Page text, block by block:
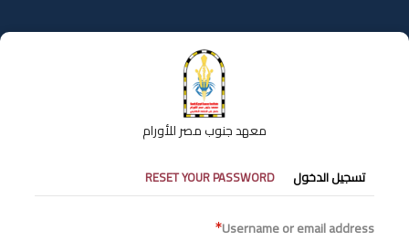
إلى
المحتوى
معهد جنوب مصر للأورام
التبويبات
الأساسية
تسجيل الدخول RESET YOUR PASSWORD
Username or email address